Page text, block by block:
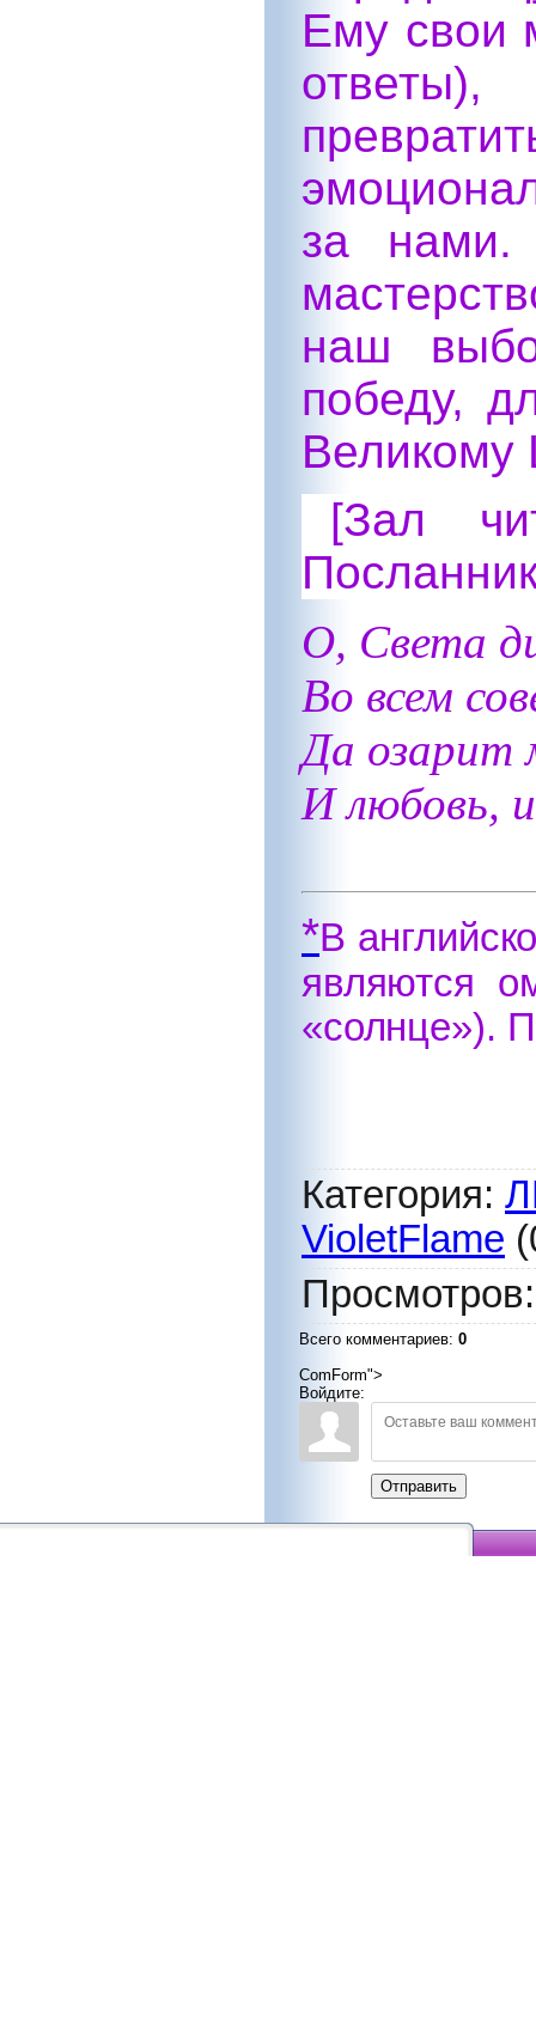
Ему свои
за нами.
наш
победу,
Великому
[Зал
О, Света
Во всем
Да озарит
И любовь,
*В
являются
«солнце»).
Категория:
VioletFlame
Просмотров
Всего комментариев: 0
ComForm">
Войдите:
Отправить